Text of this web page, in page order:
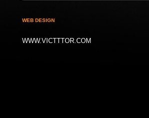
WEB DESIGN
WWW.VICTTTOR.COM